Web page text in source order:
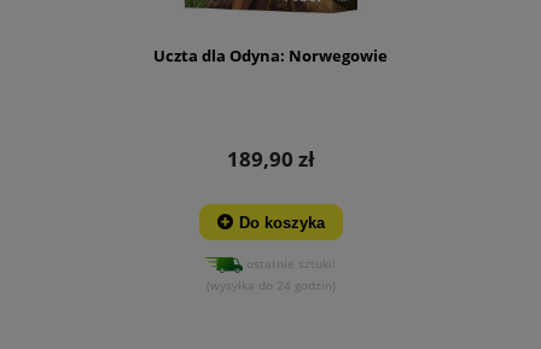
Uczta dla Odyna: Norwegowie
189,90 zł
Do koszyka
ostatnie sztuki!
(wysyłka do 24 godzin)